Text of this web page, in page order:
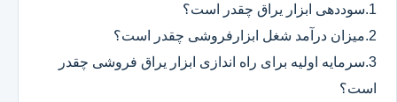
1.سوددهی ابزار یراق چقدر است؟
2.میزان درآمد شغل ابزارفروشی چقدر است؟
3.سرمایه اولیه برای راه اندازی ابزار یراق فروشی چقدر
است؟